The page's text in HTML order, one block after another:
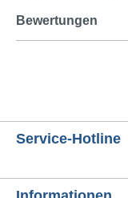
Bewertungen
Service-Hotline